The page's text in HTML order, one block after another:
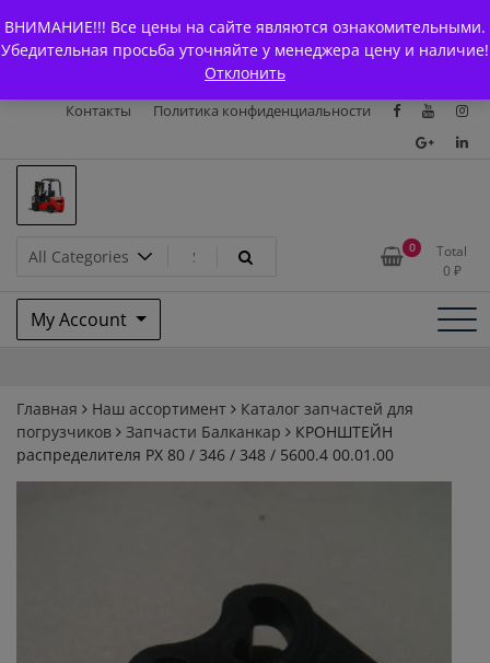
ВНИМАНИЕ!!! Все цены на сайте являются ознакомительными.
Убедительная просьба уточняйте у менеджера цену и наличие!
Отклонить
to
content
Главная
Магазин О Компании
Каталоги
Доставка и оплата
Контакты
Политика конфиденциальности
Запчасти для вилочых
погрузчиков и
электротележек Balkancar
0
Total
0 ₽
My Account
Главная Наш ассортимент
Каталог запчастей для
погрузчиков
Запчасти Балканкар
КРОНШТЕЙН
распределителя РХ 80 / 346 / 348 / 5600.4 00.01.00